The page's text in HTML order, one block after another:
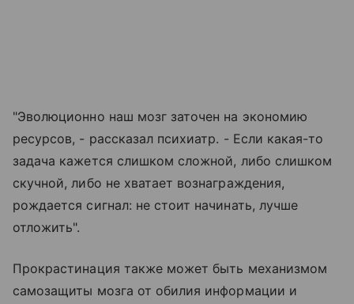
"Эволюционно наш мозг заточен на экономию
ресурсов, - рассказал психиатр. - Если какая-то
задача кажется слишком сложной, либо слишком
скучной, либо не хватает вознаграждения,
рождается сигнал: не стоит начинать, лучше
отложить".
Прокрастинация также может быть механизмом
самозащиты мозга от обилия информации и